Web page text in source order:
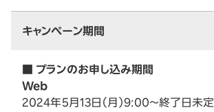
キャンペーン期間
■ プランのお申し込み期間
Web
2024年5月13日（月）9:00～終了日未定